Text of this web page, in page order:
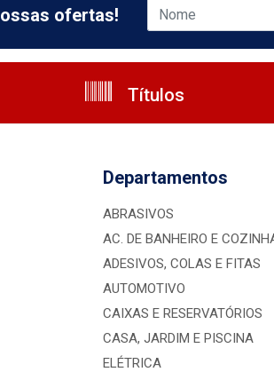
ofertas!
Títulos
Departamentos
ABRASIVOS
AC. DE BANHEIRO E
ADESIVOS, COLAS E FITAS
AUTOMOTIVO
CAIXAS E RESERVATÓRIOS
CASA, JARDIM E PISCINA
ELÉTRICA